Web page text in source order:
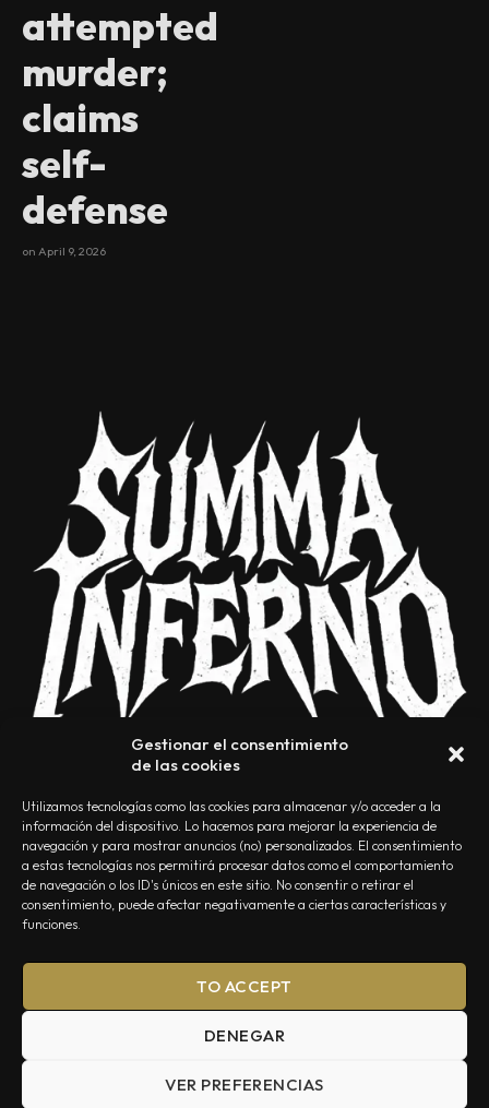
Gestionar el consentimiento
de las cookies
Utilizamos tecnologías como las cookies para almacenar y/o acceder a la
información del dispositivo. Lo hacemos para mejorar la experiencia de
navegación y para mostrar anuncios (no) personalizados. El consentimiento
a estas tecnologías nos permitirá procesar datos como el comportamiento
de navegación o los ID's únicos en este sitio. No consentir o retirar el
consentimiento, puede afectar negativamente a ciertas características y
funciones.
TO ACCEPT
DENEGAR
VER PREFERENCIAS
attempted
murder;
claims
self-
defense
on April 9, 2026
NOSOTROS CONTACTO EDITORIAL POLÍTICA DE PRIVACIDAD